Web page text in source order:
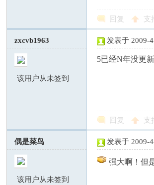
回复 支
zxcvb1963
该用户从未签到
发表于 2009-
5已经N年没更
回复 支
偶是菜鸟
该用户从未签到
发表于 2009-
强大啊！但